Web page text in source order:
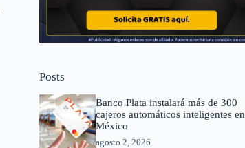
Posts
Banco Plata instalará más de 300
cajeros automáticos inteligentes en
México
agosto 2, 2026